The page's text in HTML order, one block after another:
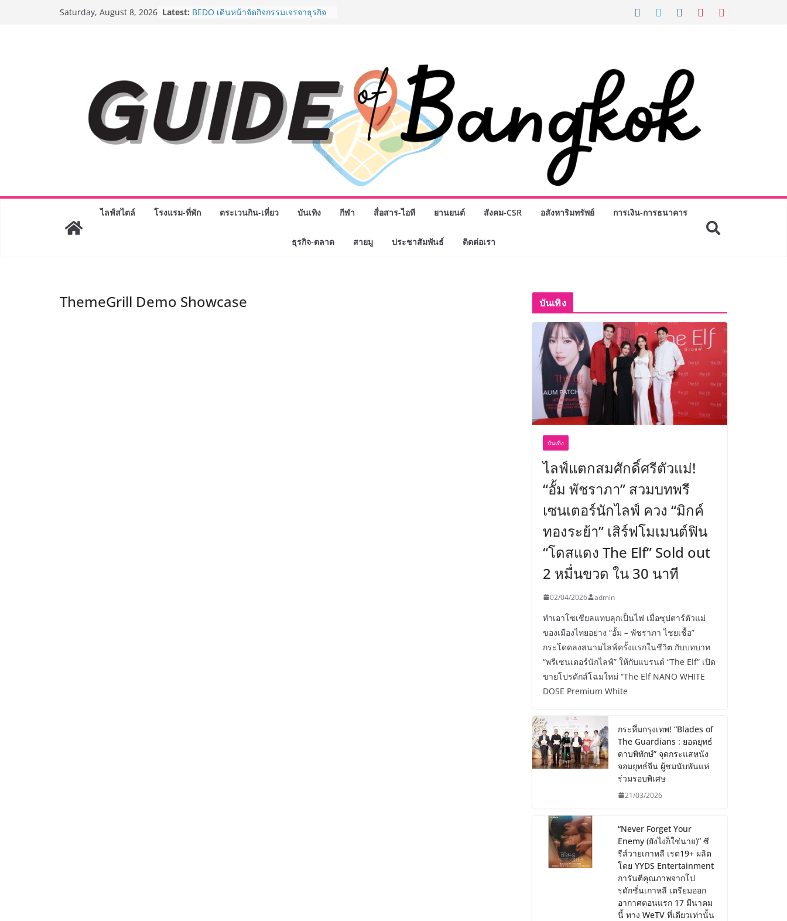
Saturday, August 8, 2026 Latest: ยาวนานกว่า 20 ปี ต่อยอดเสิร์ฟความ
พาณิชย์อย่างยั่งยืน
LORDNINE จัดศึกคนดังสายเกม ไทย
ปะทะ ฟิลิปปินส์ ใน “Rise of the Tenth
Lord” เปิดสงครามกิลด์ข้ามประเทศ
ฉลองเซิร์ฟเวอร์ใหม่ เฮเลนา
Guangzhou Yinghao School เผยวิสัย
ทัศน์การศึกษาที่พร้อมรับอนาคต “เราไม่
8.8 “ซูเลียน” รวมพลังนักธุรกิจทั่ว
ประเทศ จัดประชุมใหญ่แห่งปี พบ CEO
ไลฟ์สไตล์ โรงแรม-ที่พัก ตระเวนกิน-เที่ยว บันเทิง กีฬา สื่อสาร-ไอที ยานยนต์ สังคม-CSR อสังหาริมทรัพย์ การเงิน-การธนาคาร
ธุรกิจ-ตลาด สายมู ประชาสัมพันธ์ ติดต่อเรา
ThemeGrill Demo Showcase บันเทิง
บันเทิง
ไลฟ์แตกสมศักดิ์ศรีตัวแม่!
“อั้ม พัชราภา” สวมบทพรี
เซนเตอร์นักไลฟ์ ควง “มิกค์
ทองระย้า” เสิร์ฟโมเมนต์ฟิน
“โดสแดง The Elf” Sold out
2 หมื่นขวด ใน 30 นาที
02/04/2026 admin
ทำเอาโซเชียลแทบลุกเป็นไฟ เมื่อซุปตาร์ตัวแม่
ของเมืองไทยอย่าง “อั้ม – พัชราภา ไชยเชื้อ”
กระโดดลงสนามไลฟ์ครั้งแรกในชีวิต กับบทบาท
“พรีเซนเตอร์นักไลฟ์” ให้กับแบรนด์ “The Elf” เปิด
ขายโปรดักส์โฉมใหม่ “The Elf NANO WHITE
DOSE Premium White
กระหึ่มกรุงเทพ! “Blades of
The Guardians : ยอดยุทธ์
ดาบพิทักษ์” จุดกระแสหนัง
จอมยุทธ์จีน ผู้ชมนับพันแห่
ร่วมรอบพิเศษ
21/03/2026
“Never Forget Your
Enemy (ยังไงก็ใช่นาย)” ซี
รีส์วายเกาหลี เรต19+ ผลิต
โดย YYDS Entertainment
การันตีคุณภาพจากโป
รดักชั่นเกาหลี เตรียมออก
อากาศตอนแรก 17 มีนาคม
นี้ ทาง WeTV ที่เดียวเท่านั้น